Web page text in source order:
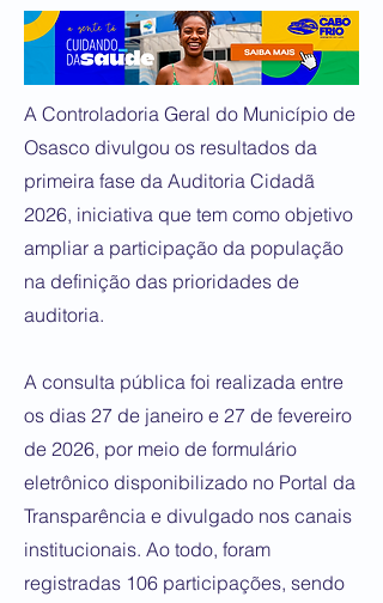
A Controladoria Geral do Município de
Osasco divulgou os resultados da
primeira fase da Auditoria Cidadã
2026, iniciativa que tem como objetivo
ampliar a participação da população
na definição das prioridades de
auditoria.
A consulta pública foi realizada entre
os dias 27 de janeiro e 27 de fevereiro
de 2026, por meio de formulário
eletrônico disponibilizado no Portal da
Transparência e divulgado nos canais
institucionais. Ao todo, foram
registradas 106 participações, sendo